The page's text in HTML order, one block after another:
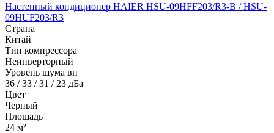
Настенный кондиционер HAIER HSU-09HFF203/R3-B / HSU-
09HUF203/R3
Страна
Китай
Тип компрессора
Неинверторный
Уровень шума вн
36 / 33 / 31 / 23 дБа
Цвет
Черный
Площадь
24 м²